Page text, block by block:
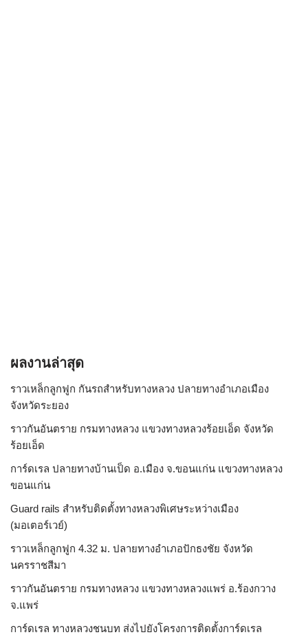
ผลงานล่าสุด
ราวเหล็กลูกฟูก กันรถสําหรับทางหลวง ปลายทางอำเภอเมือง
จังหวัดระยอง
ราวกันอันตราย กรมทางหลวง แขวงทางหลวงร้อยเอ็ด จังหวัด
ร้อยเอ็ด
การ์ดเรล ปลายทางบ้านเป็ด อ.เมือง จ.ขอนแก่น แขวงทางหลวง
ขอนแก่น
Guard rails สำหรับติดตั้งทางหลวงพิเศษระหว่างเมือง
(มอเตอร์เวย์)
ราวเหล็กลูกฟูก 4.32 ม. ปลายทางอำเภอปักธงชัย จังหวัด
นครราชสีมา
ราวกันอันตราย กรมทางหลวง แขวงทางหลวงแพร่ อ.ร้องกวาง
จ.แพร่
การ์ดเรล ทางหลวงชนบท ส่งไปยังโครงการติดตั้งการ์ดเรล